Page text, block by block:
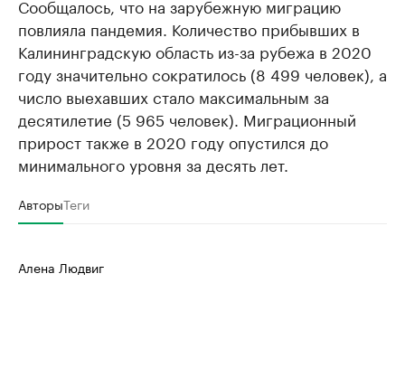
Сообщалось, что на зарубежную миграцию
повлияла пандемия. Количество прибывших в
Калининградскую область из-за рубежа в 2020
году значительно сократилось (8 499 человек), а
число выехавших стало максимальным за
десятилетие (5 965 человек). Миграционный
прирост также в 2020 году опустился до
минимального уровня за десять лет.
АвторыТеги
Алена Людвиг